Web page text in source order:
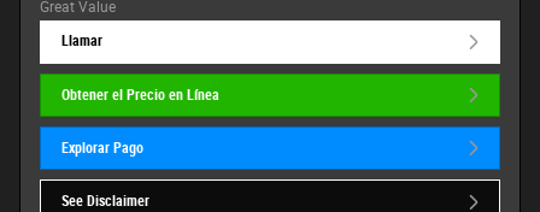
Llamar
Obtener el Precio en Línea
Explorar Pago
See Disclaimer